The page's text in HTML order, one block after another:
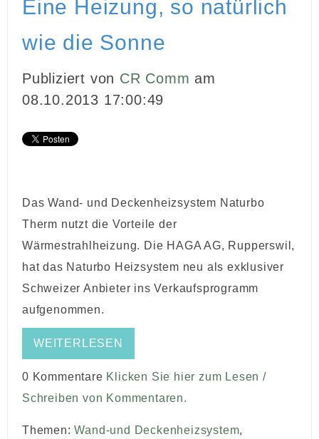
KUNDEN
KONTAKT
Eine Heizung, so natürlich
wie die Sonne
Publiziert von CR Comm am
08.10.2013 17:00:49
Das Wand- und Deckenheizsystem Naturbo
Therm nutzt die Vorteile der
Wärmestrahlheizung. Die HAGA AG, Rupperswil,
hat das Naturbo Heizsystem neu als exklusiver
Schweizer Anbieter ins Verkaufsprogramm
aufgenommen.
WEITERLESEN
0 Kommentare Klicken Sie hier zum Lesen /
Schreiben von Kommentaren.
Themen:Wand-und Deckenheizsystem,